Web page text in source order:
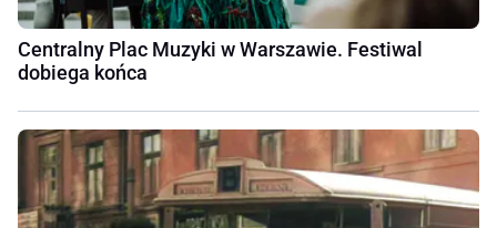
Centralny Plac Muzyki w Warszawie. Festiwal
dobiega końca